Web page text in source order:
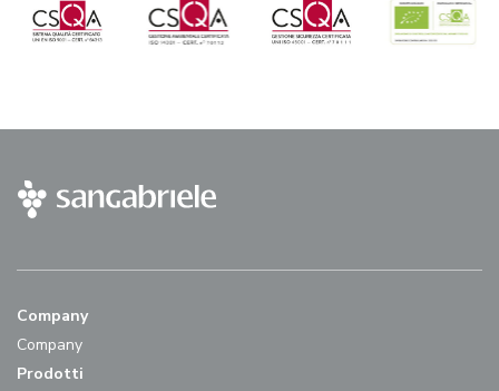
Company
Company
Prodotti